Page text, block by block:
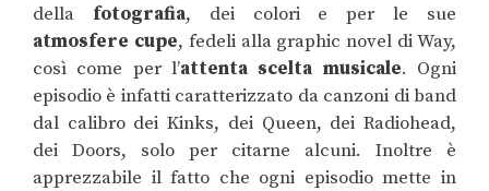
della fotografia, dei colori e per le sue
atmosfere cupe, fedeli alla graphic novel di Way,
così come per l’attenta scelta musicale. Ogni
episodio è infatti caratterizzato da canzoni di band
dal calibro dei Kinks, dei Queen, dei Radiohead,
dei Doors, solo per citarne alcuni. Inoltre è
apprezzabile il fatto che ogni episodio mette in